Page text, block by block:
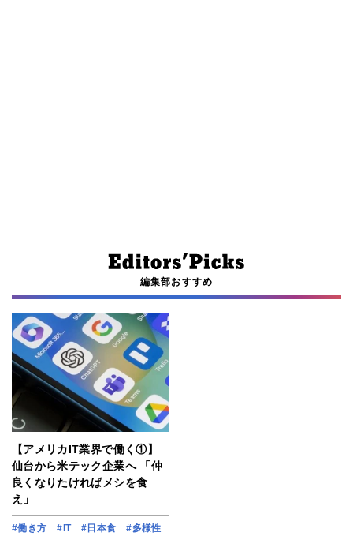
編集部おすすめ
【アメリカIT業界で働く①】
仙台から米テック企業へ 「仲
良くなりたければメシを食
え」
#働き方 #IT #日本食 #多様性